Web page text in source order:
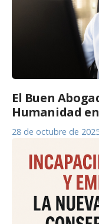
El Buen
Humanidad
28 de octubre de